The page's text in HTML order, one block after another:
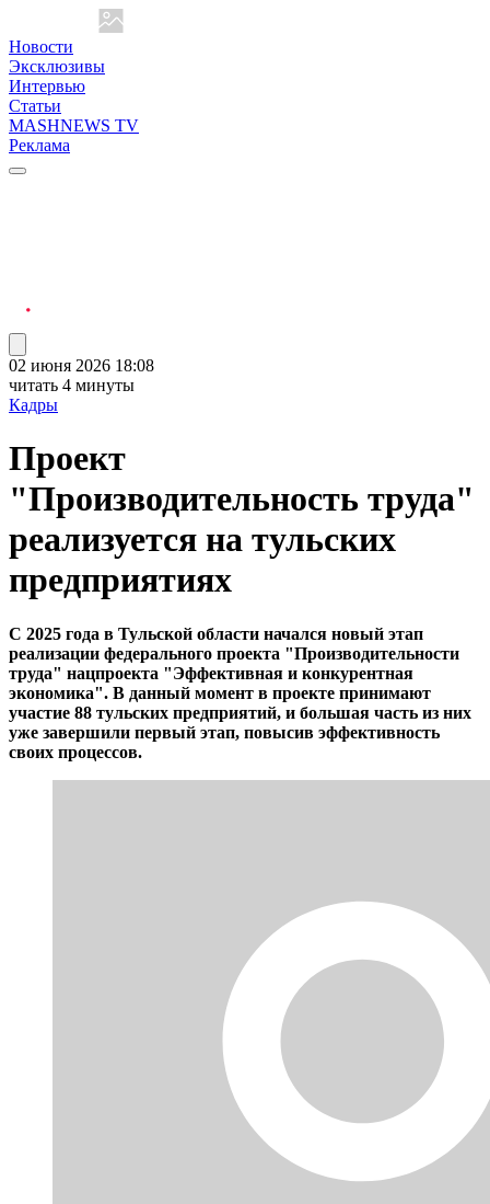
Новости
Эксклюзивы
Интервью
Статьи
MASHNEWS TV
Реклама
02 июня 2026 18:08
читать 4 минуты
Кадры
Проект
"Производительность труда"
реализуется на тульских
предприятиях
С 2025 года в Тульской области начался новый этап
реализации федерального проекта "Производительности
труда" нацпроекта "Эффективная и конкурентная
экономика". В данный момент в проекте принимают
участие 88 тульских предприятий, и большая часть из них
уже завершили первый этап, повысив эффективность
своих процессов.